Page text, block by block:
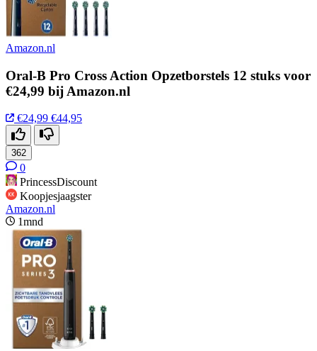
Amazon.nl
Oral-B Pro Cross Action Opzetborstels 12 stuks voor
€24,99 bij Amazon.nl
€24,99 €44,95
362
0
PrincessDiscount
Koopjesjaagster
Amazon.nl
1mnd